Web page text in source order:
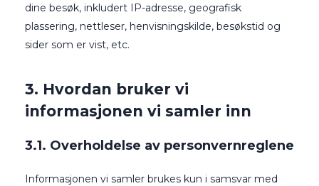
dine besøk, inkludert IP-adresse, geografisk
plassering, nettleser, henvisningskilde, besøkstid og
sider som er vist, etc.
3. Hvordan bruker vi
informasjonen vi samler inn
3.1. Overholdelse av personvernreglene
Informasjonen vi samler brukes kun i samsvar med